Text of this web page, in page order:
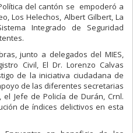
del cantón se empoderó a
Los Helechos, Albert Gilbert, La
Integrado de Seguridad
junto a delegados del MIES,
Civil, El Dr. Lorenzo Calvas
de la iniciativa ciudadana de
de las diferentes secretarias
Jefe de Policía de Durán, Crnl.
de índices delictivos en esta